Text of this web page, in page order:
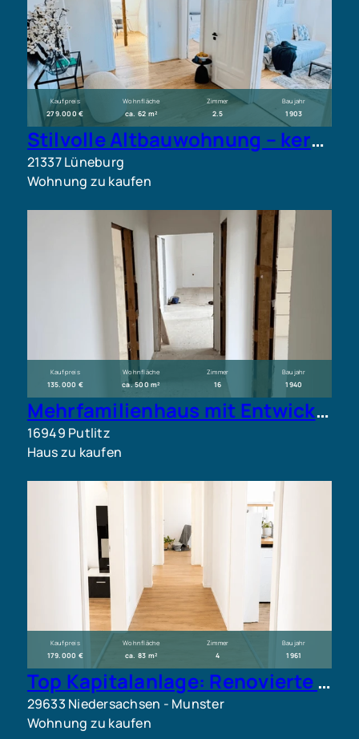
Kaufpreis
279.000 €
Wohnfläche
ca. 62 m²
Zimmer
2.5
Baujahr
1903
Stilvolle Altbauwohnung – kernsaniert, bezugsfrei und sofort nutzbar
21337 Lüneburg
Wohnung zu kaufen
Kaufpreis
135.000 €
Wohnfläche
ca. 500 m²
Zimmer
16
Baujahr
1940
Mehrfamilienhaus mit Entwicklungspotenzial – 6 Wohneinheiten auf großem Grundstück in Putlitz
16949 Putlitz
Haus zu kaufen
Kaufpreis
179.000 €
Wohnfläche
ca. 83 m²
Zimmer
4
Baujahr
1961
Top Kapitalanlage: Renovierte Hochparterrewohnung mit hochwertiger Küche
29633 Niedersachsen - Munster
Wohnung zu kaufen